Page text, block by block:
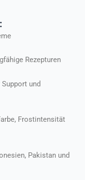
Rezepturen
und
Frostintensität
Pakistan und